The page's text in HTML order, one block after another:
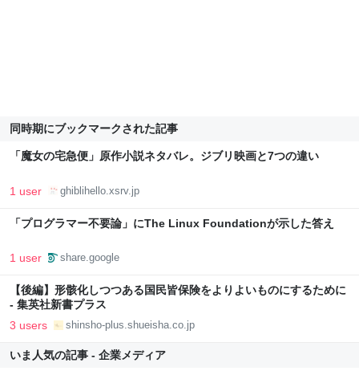
同時期にブックマークされた記事
「魔女の宅急便」原作小説ネタバレ。ジブリ映画と7つの違い
1 user ghiblihello.xsrv.jp
「プログラマー不要論」にThe Linux Foundationが示した答え
1 user share.google
【後編】形骸化しつつある国民皆保険をよりよいものにするために
- 集英社新書プラス
3 users shinsho-plus.shueisha.co.jp
いま人気の記事 - 企業メディア